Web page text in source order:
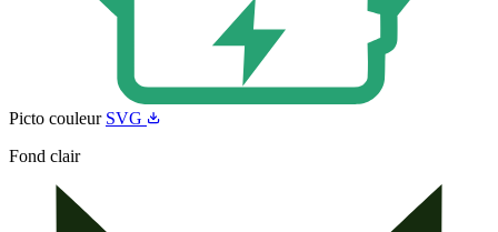
Picto couleur SVG
Fond clair